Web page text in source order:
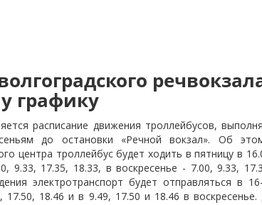
графику
расписание движения троллейбусов,
до остановки «Речной вокзал». Об
центра троллейбус будет ходить в пятницу в
9.33, 17.35, 18.33, в воскресенье - 7.00, 9.33,
электротранспорт будет отправляться в
18.46 и в 9.49, 17.50 и 18.46 в